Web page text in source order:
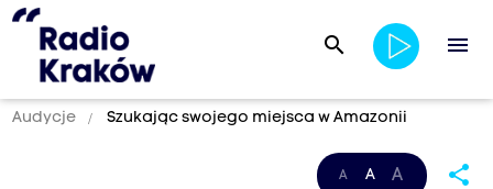
search menu
Audycje Szukając swojego miejsca w Amazonii
A A A share